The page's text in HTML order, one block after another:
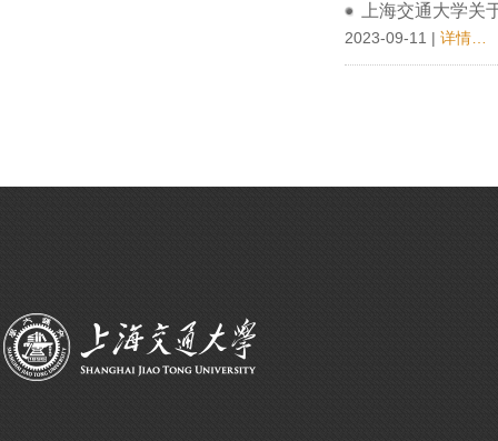
上海交通大学
2023-09-11 | 详情…